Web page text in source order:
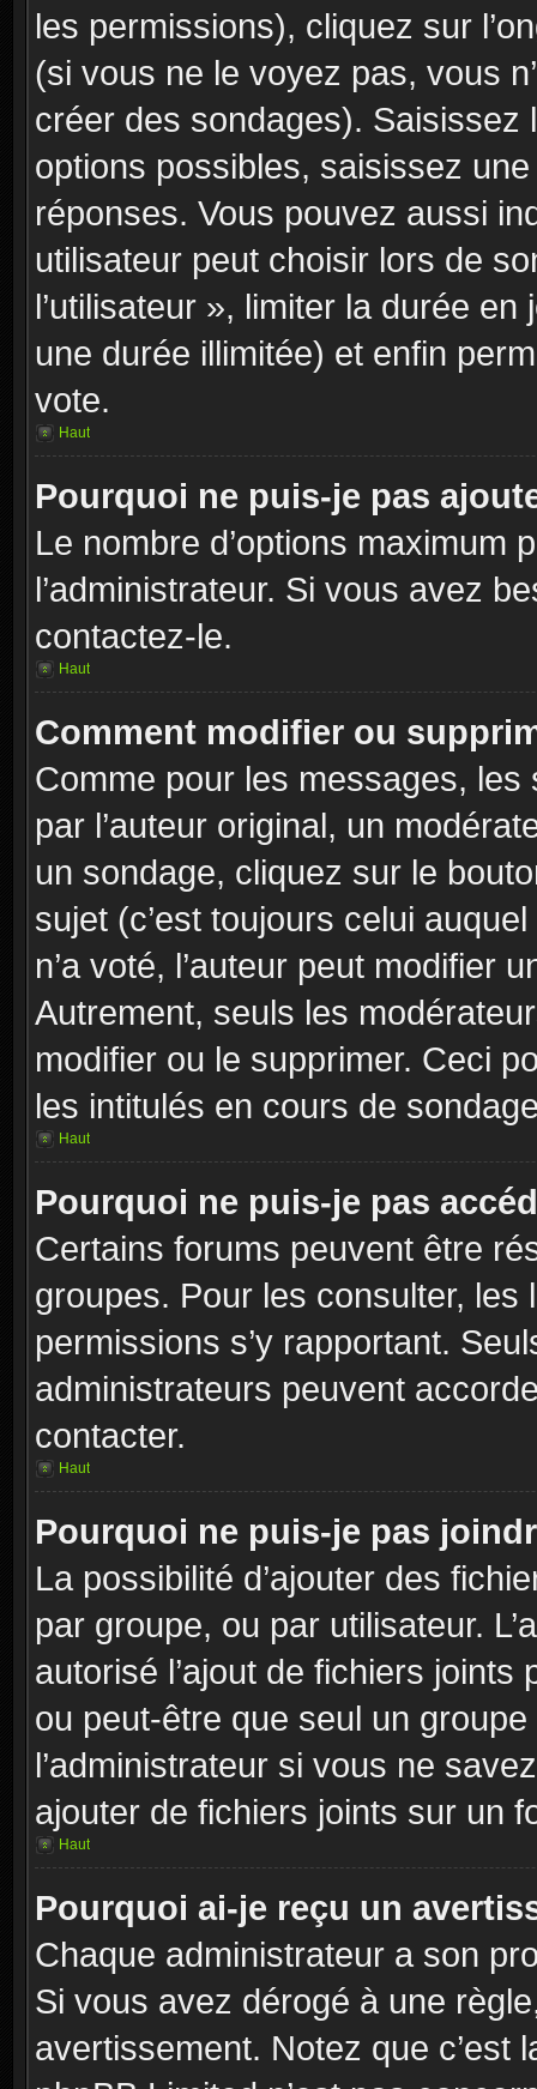
les permissions), cliquez sur
(si vous ne le voyez pas, vous
créer des sondages). Saisissez
options possibles, saisissez
réponses. Vous pouvez aussi
utilisateur peut choisir lors de
l’utilisateur », limiter la durée
une durée illimitée) et enfin
vote.
Haut
Pourquoi ne puis-je pas
Le nombre d’options maximum
l’administrateur. Si vous avez
contactez-le.
Haut
Comment modifier ou
Comme pour les messages,
par l’auteur original, un
un sondage, cliquez sur le
sujet (c’est toujours celui
n’a voté, l’auteur peut modifier
Autrement, seuls les
modifier ou le supprimer. Ceci
les intitulés en cours de
Haut
Pourquoi ne puis-je pas
Certains forums peuvent être
groupes. Pour les consulter,
permissions s’y rapportant.
administrateurs peuvent
contacter.
Haut
Pourquoi ne puis-je pas
La possibilité d’ajouter des
par groupe, ou par utilisateur.
autorisé l’ajout de fichiers
ou peut-être que seul un
l’administrateur si vous ne
ajouter de fichiers joints sur un
Haut
Pourquoi ai-je reçu un
Chaque administrateur a son
Si vous avez dérogé à une
avertissement. Notez que c’est